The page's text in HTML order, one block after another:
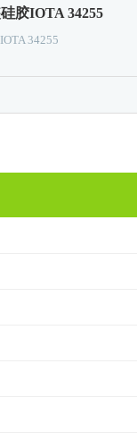
胶IOTA 34255
34255